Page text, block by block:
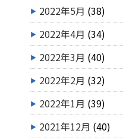
2022年5月 (38)
2022年4月 (34)
2022年3月 (40)
2022年2月 (32)
2022年1月 (39)
2021年12月 (40)